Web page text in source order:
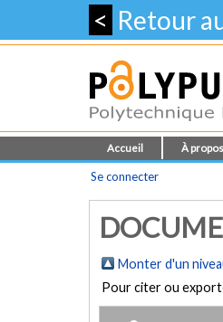
< Retour
Accueil À propos
Se connecter
Monter d'un
Pour citer ou